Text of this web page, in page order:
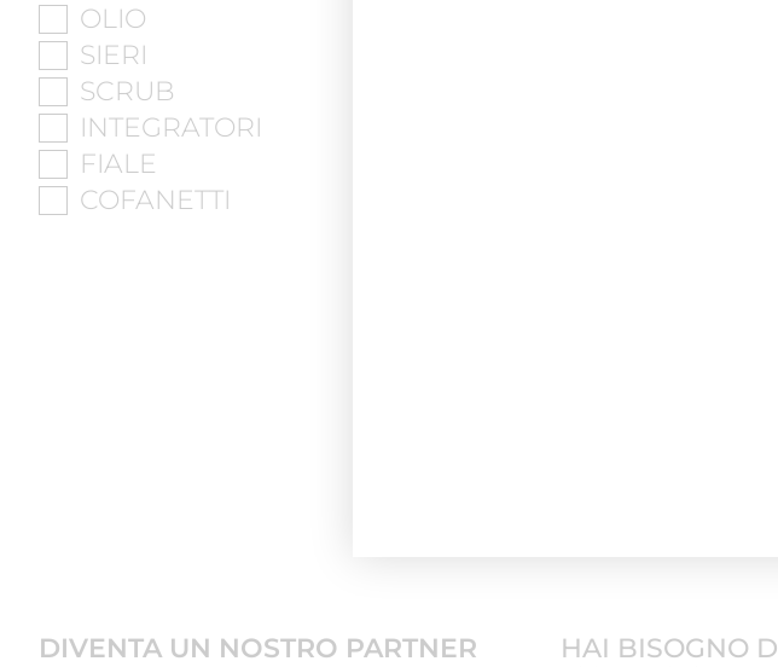
OLIO
SIERI
SCRUB
INTEGRATORI
FIALE
COFANETTI
DIVENTA UN NOSTRO PARTNER HAI BISOGNO